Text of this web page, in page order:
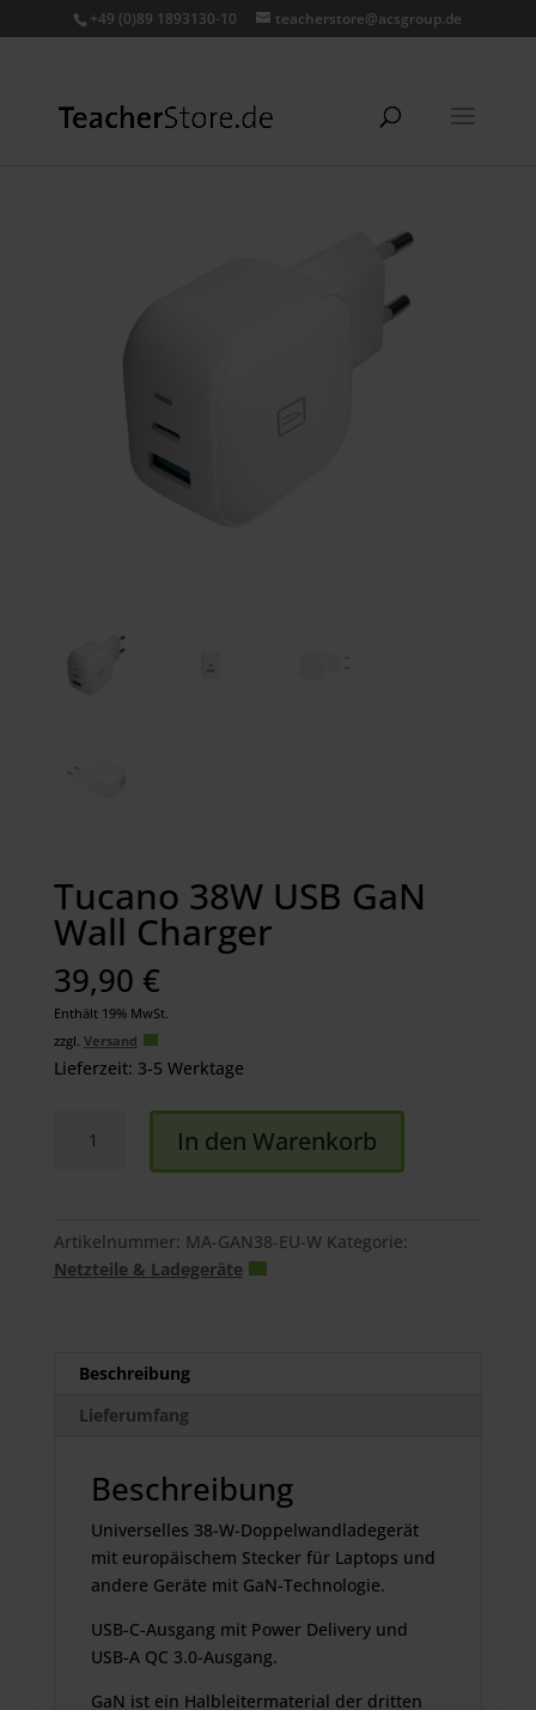
+49 (0)89 1893130-10 teacherstore@acsgroup.de
Tucano 38W USB GaN
Wall Charger
39,90 €
Enthält 19% MwSt.
zzgl. Versand
Lieferzeit: 3-5 Werktage
Wall
Charger
In den Warenkorb
Artikelnummer: MA-GAN38-EU-W Kategorie:
Netzteile & Ladegeräte
Beschreibung
Lieferumfang
Beschreibung
Universelles 38-W-Doppelwandladegerät
mit europäischem Stecker für Laptops und
andere Geräte mit GaN-Technologie.
USB-C-Ausgang mit Power Delivery und
USB-A QC 3.0-Ausgang.
GaN ist ein Halbleitermaterial der dritten